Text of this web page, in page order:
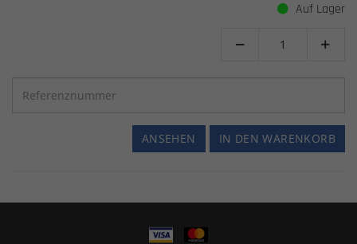
Auf Lager
 
IN DEN WARENKORB
ANSEHEN